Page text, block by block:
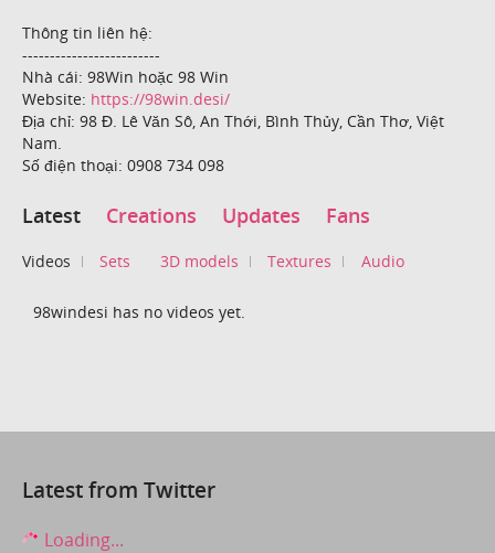
Thông tin liên hệ:
-------------------------
Nhà cái: 98Win hoặc 98 Win
Website: https://98win.desi/
Địa chỉ: 98 Đ. Lê Văn Sô, An Thới, Bình Thủy, Cần Thơ, Việt
Nam.
Số điện thoại: 0908 734 098
Latest Creations Updates Fans
Videos Sets 3D models Textures Audio
98windesi has no videos yet.
Latest from Twitter
Loading...